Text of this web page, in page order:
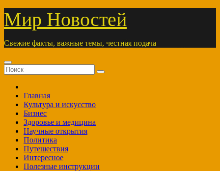
Перейти
содержимому
Мир Новостей
Свежие факты, важные темы, честная подача
Главная
Культура и искусство
Бизнес
Здоровье и медицина
Научные открытия
Политика
Путешествия
Интересное
Полезные инструкции